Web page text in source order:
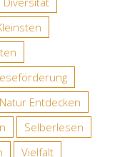
Natur Entdecken
Selberlesen
Vielfalt